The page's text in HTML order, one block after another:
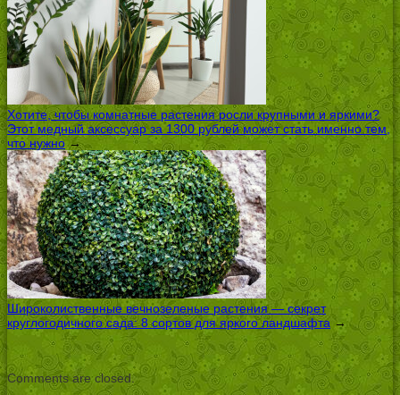
Хотите, чтобы комнатные растения росли крупными и яркими?
Этот медный аксессуар за 1300 рублей может стать именно тем,
что нужно→
Широколиственные вечнозеленые растения — секрет
круглогодичного сада: 8 сортов для яркого ландшафта →
Comments are closed.